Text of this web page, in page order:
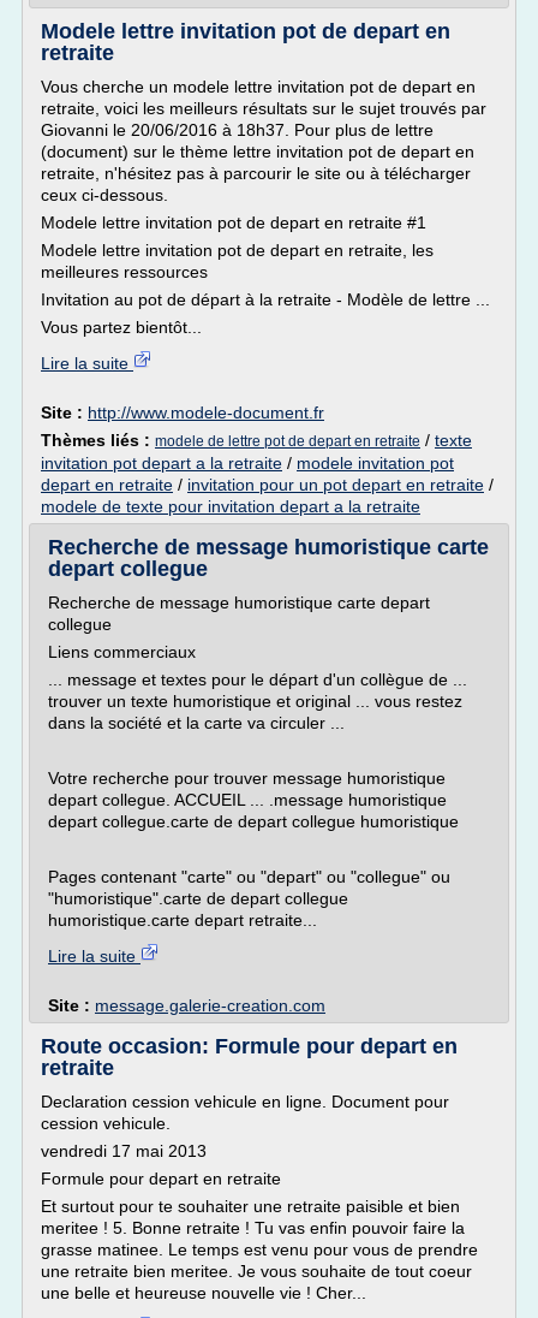
Modele lettre invitation pot de depart en
retraite
Vous cherche un modele lettre invitation pot de depart en
retraite, voici les meilleurs résultats sur le sujet trouvés par
Giovanni le 20/06/2016 à 18h37. Pour plus de lettre
(document) sur le thème lettre invitation pot de depart en
retraite, n'hésitez pas à parcourir le site ou à télécharger
ceux ci-dessous.
Modele lettre invitation pot de depart en retraite #1
Modele lettre invitation pot de depart en retraite, les
meilleures ressources
Invitation au pot de départ à la retraite - Modèle de lettre ...
Vous partez bientôt...
Lire la suite
Site : http://www.modele-document.fr
Thèmes liés : modele de lettre pot de depart en retraite / texte
invitation pot depart a la retraite / modele invitation pot
depart en retraite / invitation pour un pot depart en retraite /
modele de texte pour invitation depart a la retraite
Recherche de message humoristique carte
depart collegue
Recherche de message humoristique carte depart
collegue
Liens commerciaux
... message et textes pour le départ d'un collègue de ...
trouver un texte humoristique et original ... vous restez
dans la société et la carte va circuler ...
Votre recherche pour trouver message humoristique
depart collegue. ACCUEIL ... .message humoristique
depart collegue.carte de depart collegue humoristique
Pages contenant "carte" ou "depart" ou "collegue" ou
"humoristique".carte de depart collegue
humoristique.carte depart retraite...
Lire la suite
Site : message.galerie-creation.com
Route occasion: Formule pour depart en
retraite
Declaration cession vehicule en ligne. Document pour
cession vehicule.
vendredi 17 mai 2013
Formule pour depart en retraite
Et surtout pour te souhaiter une retraite paisible et bien
meritee ! 5. Bonne retraite ! Tu vas enfin pouvoir faire la
grasse matinee. Le temps est venu pour vous de prendre
une retraite bien meritee. Je vous souhaite de tout coeur
une belle et heureuse nouvelle vie ! Cher...